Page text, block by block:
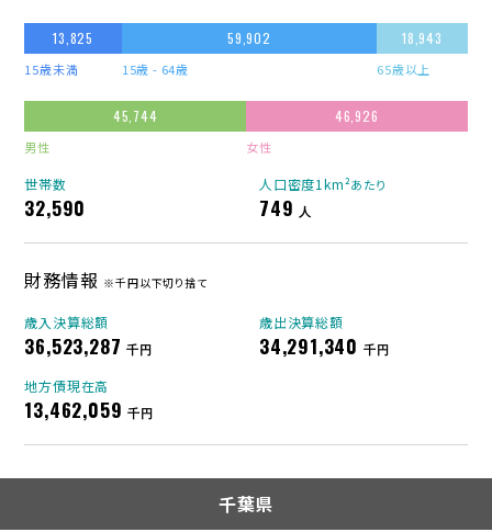
13,825
15歳未満
59,902
15歳 - 64歳
18,943
65歳以上
45,744
男性
46,926
女性
世帯数
32,590
人口密度1km²あたり
749 人
財務情報 ※千円以下切り捨て
歳入決算総額
36,523,287 千円
歳出決算総額
34,291,340 千円
地方債現在高
13,462,059 千円
千葉県